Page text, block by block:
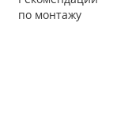
по монтажу